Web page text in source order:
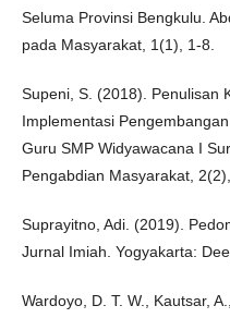
Seluma Provinsi Bengkulu.
pada Masyarakat, 1(1), 1-8.
Supeni, S. (2018). Penulisan
Implementasi
Guru SMP Widyawacana I
Pengabdian Masyarakat,
Suprayitno, Adi. (2019).
Jurnal Imiah. Yogyakarta:
Wardoyo, D. T. W., Kautsar,